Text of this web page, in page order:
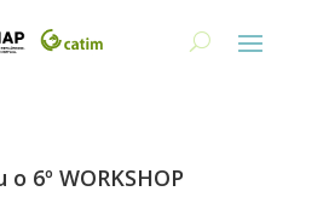
6º WORKSHOP